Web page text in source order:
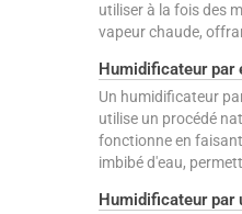
utiliser à la fois des
vapeur chaude,
Humidificateur par
Un humidificateur
utilise un procédé
fonctionne en
imbibé d'eau,
Humidificateur par